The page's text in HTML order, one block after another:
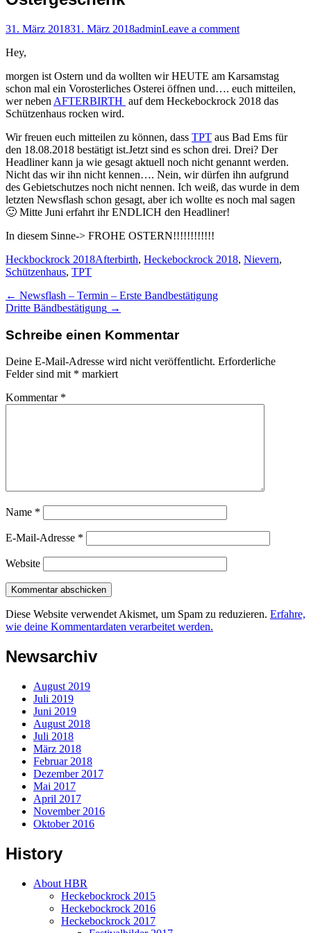
Posted
31. März 201831. März 2018Author
adminLeave a comment
Hey,
morgen ist Ostern und da wollten wir HEUTE am Karsamstag
schon mal ein Vorosterliches Osterei öffnen und…. euch mitteilen,
wer neben AFTERBIRTH auf dem Heckebockrock 2018 das
Schützenhaus rocken wird.
Wir freuen euch mitteilen zu können, dass TPT aus Bad Ems für
den 18.08.2018 bestätigt ist.Jetzt sind es schon drei. Drei? Der
Headliner kann ja wie gesagt aktuell noch nicht genannt werden.
Nicht das wir ihn nicht kennen…. Nein, wir dürfen ihn aufgrund
des Gebietschutzes noch nicht nennen. Ich weiß, das wurde in dem
letzten Newsflash schon gesagt, aber ich wollte es noch mal sagen
🙂 Mitte Juni erfahrt ihr ENDLICH den Headliner!
In diesem Sinne-> FROHE OSTERN!!!!!!!!!!!!
Categories
Heckbockrock 2018Tags
Afterbirth, Heckebockrock 2018, Nievern,
Schützenhaus, TPT
Beitragsnavigation
← Previous
post:
Newsflash – Termin – Erste Bandbestätigung
Next
Dritte Bändbestätigung →
Schreibe einen Kommentar
Deine E-Mail-Adresse wird nicht veröffentlicht. Erforderliche
Felder sind mit * markiert
Kommentar *
Name *
E-Mail-Adresse *
Website
Diese Website verwendet Akismet, um Spam zu reduzieren. Erfahre,
wie deine Kommentardaten verarbeitet werden.
Newsarchiv
August 2019
Juli 2019
Juni 2019
August 2018
Juli 2018
März 2018
Februar 2018
Dezember 2017
Mai 2017
April 2017
November 2016
Oktober 2016
History
About HBR
Heckebockrock 2015
Heckebockrock 2016
Heckebockrock 2017